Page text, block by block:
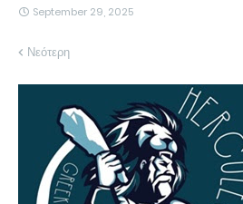
September 29, 2025
Νεότερη